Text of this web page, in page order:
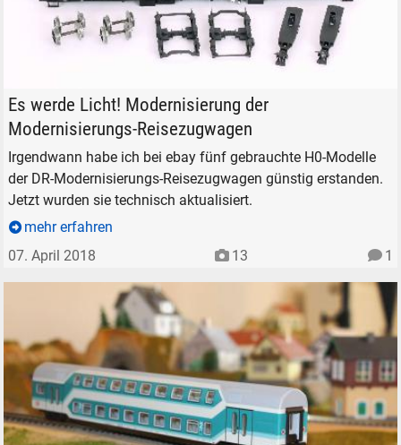
Nur wenige Teile, keine Schrauben
Es werde Licht! Modernisierung der
Modernisierungs-Reisezugwagen
Irgendwann habe ich bei ebay fünf gebrauchte H0-Modelle
der DR-Modernisierungs-Reisezugwagen günstig erstanden.
Jetzt wurden sie technisch aktualisiert.
mehr erfahren
07. April 2018
13 1